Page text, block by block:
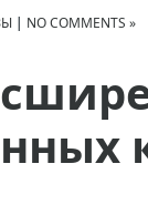
| NO COMMENTS »